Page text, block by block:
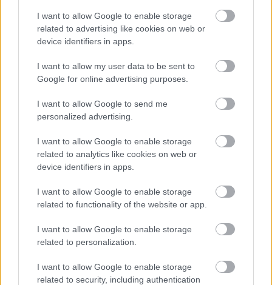
I want to allow Google to enable storage
related to advertising like cookies on web or
device identifiers in apps.
I want to allow my user data to be sent to
Google for online advertising purposes.
I want to allow Google to send me
personalized advertising.
I want to allow Google to enable storage
related to analytics like cookies on web or
device identifiers in apps.
I want to allow Google to enable storage
related to functionality of the website or app.
I want to allow Google to enable storage
related to personalization.
I want to allow Google to enable storage
related to security, including authentication
MÉRKŐZÉSE
Az energiaellátás tehermentesítése érdekében másfél órával
kezdését.